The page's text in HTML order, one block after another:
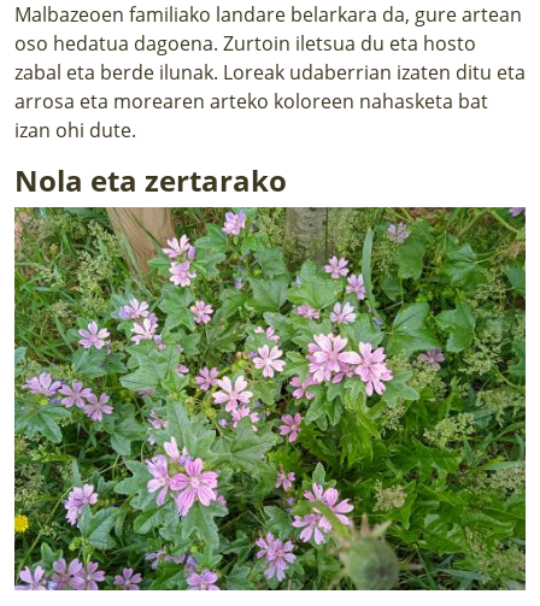
Malbazeoen familiako landare belarkara da, gure artean
oso hedatua dagoena. Zurtoin iletsua du eta hosto
zabal eta berde ilunak. Loreak udaberrian izaten ditu eta
arrosa eta morearen arteko koloreen nahasketa bat
izan ohi dute.
Nola eta zertarako